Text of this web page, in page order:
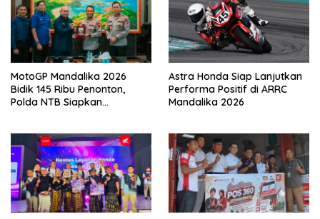
MotoGP Mandalika 2026
Bidik 145 Ribu Penonton,
Polda NTB Siapkan
Astra Honda Siap Lanjutkan
Performa Positif di ARRC
Mandalika 2026